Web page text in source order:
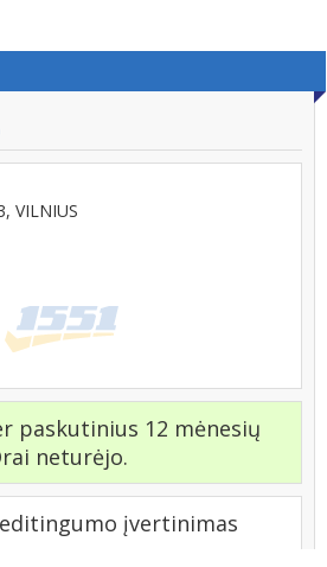
VILNIUS
paskutinius 12 mėnesių
neturėjo.
įvertinimas